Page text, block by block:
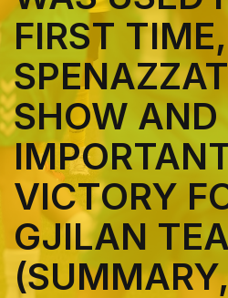
FIRST
SHOW AND
VICTORY
GJILAN
(SUMMARY,